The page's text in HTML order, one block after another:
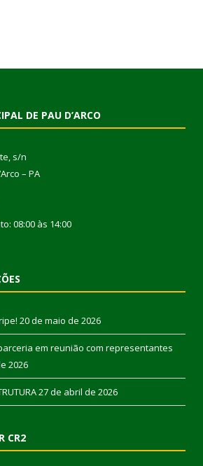
DE PAU D’ARCO
s/n
– PA
08:00 às 14:00
20 de maio de 2026
em reunião com representantes
2026
27 de abril de 2026
CR2